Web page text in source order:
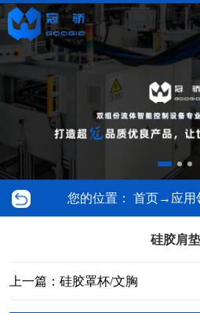
您的位置： 首页→ 应用
硅胶肩垫
上一篇：硅胶罩杯/文胸